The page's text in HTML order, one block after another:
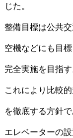
じた。
整備目標は公共
空機などにも目
完全実施を目指す
これにより比較
を徹底する方針で
エレベーターの